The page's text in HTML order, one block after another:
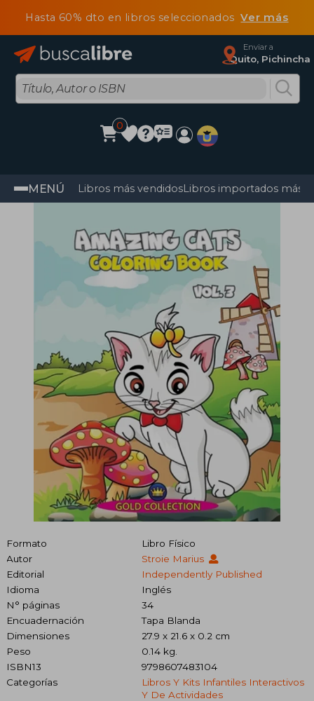
Hasta 60% dto en libros seleccionadosVer más
Enviar a
Quito, Pichincha
0
MENÚ Libros más vendidosLibros importados más
Formato
Libro Físico
Autor
Stroie Marius
Editorial
Independently Published
Idioma
Inglés
N° páginas
34
Encuadernación
Tapa Blanda
Dimensiones
27.9 x 21.6 x 0.2 cm
Peso
0.14 kg.
ISBN13
9798607483104
Categorías
Libros Y Kits Infantiles Interactivos
Y De Actividades